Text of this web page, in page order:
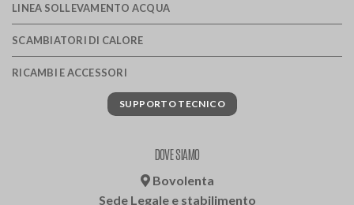
LINEA SOLLEVAMENTO ACQUA
SCAMBIATORI DI CALORE
RICAMBI E ACCESSORI
SUPPORTO TECNICO
DOVE SIAMO
Bovolenta
Sede Legale e stabilimento